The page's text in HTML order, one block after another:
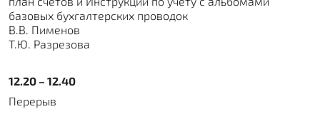
базовых бухгалтерских проводок
В.В. Пименов
Т.Ю. Разрезова
12.20 – 12.40
Перерыв